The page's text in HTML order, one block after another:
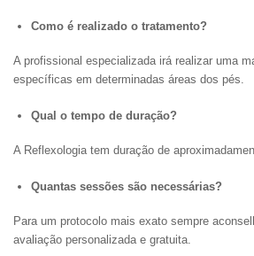
Como é realizado o tratamento?
A profissional especializada irá realizar uma
específicas em determinadas áreas dos pés.
Qual o tempo de duração?
A Reflexologia tem duração de
Quantas sessões são necessárias?
Para um protocolo mais exato sempre
avaliação personalizada e gratuita.